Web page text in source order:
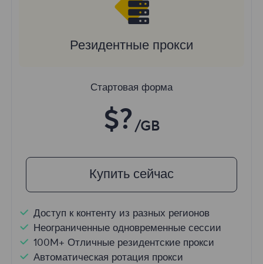
Резидентные прокси
Стартовая форма
$? /GB
Купить сейчас
Доступ к контенту из разных регионов
Неограниченные одновременные сессии
100M+ Отличные резидентские прокси
Автоматическая ротация прокси